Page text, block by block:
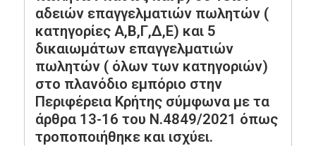
αδειών επαγγελματιών πωλητών (
κατηγορίες Α,Β,Γ,Δ,Ε) και 5
δικαιωμάτων επαγγελματιών
πωλητών ( όλων των κατηγοριών)
στο πλανόδιο εμπόριο στην
Περιφέρεια Κρήτης σύμφωνα με τα
άρθρα 13-16 του Ν.4849/2021 όπως
τροποποιήθηκε και ισχύει.